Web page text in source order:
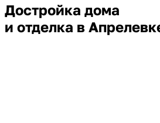
Достройка дома
и отделка в